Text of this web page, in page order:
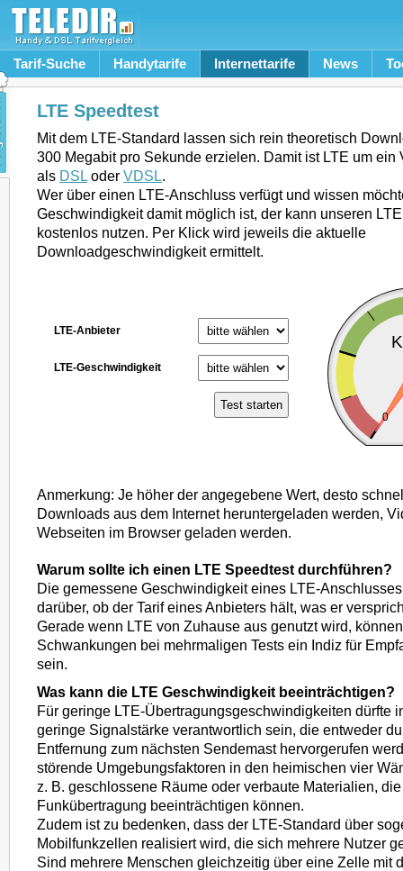
Tarif-Suche Handytarife Internettarife News
LTE Speedtest
Mit dem LTE-Standard lassen sich rein theoretisch
300 Megabit pro Sekunde erzielen. Damit ist LTE um ein
als DSL oder VDSL.
Wer über einen LTE-Anschluss verfügt und wissen
Geschwindigkeit damit möglich ist, der kann unseren
kostenlos nutzen. Per Klick wird jeweils die aktuelle
Downloadgeschwindigkeit ermittelt.
LTE-Anbieter
LTE-Geschwindigkeit
Test starten
Anmerkung: Je höher der angegebene Wert, desto
Downloads aus dem Internet heruntergeladen werden,
Webseiten im Browser geladen werden.
Warum sollte ich einen LTE Speedtest durchführen?
Die gemessene Geschwindigkeit eines LTE-
darüber, ob der Tarif eines Anbieters hält, was er
Gerade wenn LTE von Zuhause aus genutzt wird,
Schwankungen bei mehrmaligen Tests ein Indiz für
sein.
Was kann die LTE Geschwindigkeit beeinträchtigen?
Für geringe LTE-Übertragungsgeschwindigkeiten dürfte
geringe Signalstärke verantwortlich sein, die entweder
Entfernung zum nächsten Sendemast hervorgerufen
störende Umgebungsfaktoren in den heimischen vier
z. B. geschlossene Räume oder verbaute Materialien,
Funkübertragung beeinträchtigen können.
Zudem ist zu bedenken, dass der LTE-Standard über
Mobilfunkzellen realisiert wird, die sich mehrere Nutzer
Sind mehrere Menschen gleichzeitig über eine Zelle mit